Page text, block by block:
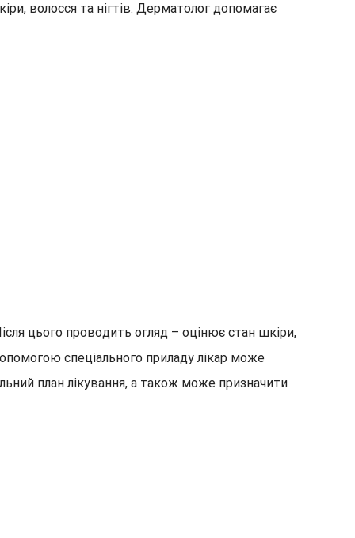
волосся та нігтів. Дерматолог допомагає
цього проводить огляд – оцінює стан шкіри,
спеціального приладу лікар може
план лікування, а також може призначити